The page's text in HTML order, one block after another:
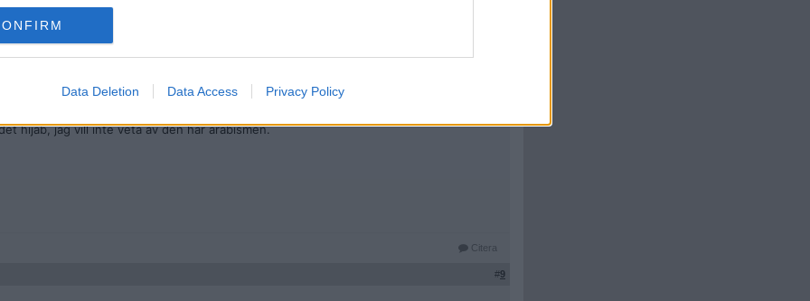
Data Deletion Data Access Privacy Policy
mindre i skadestånd.
hijab, jag vill inte veta av den här arabismen.
Citera
#9